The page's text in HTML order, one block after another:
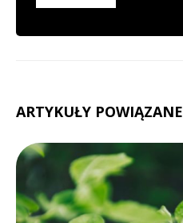
ARTYKUŁY POWIĄZANE